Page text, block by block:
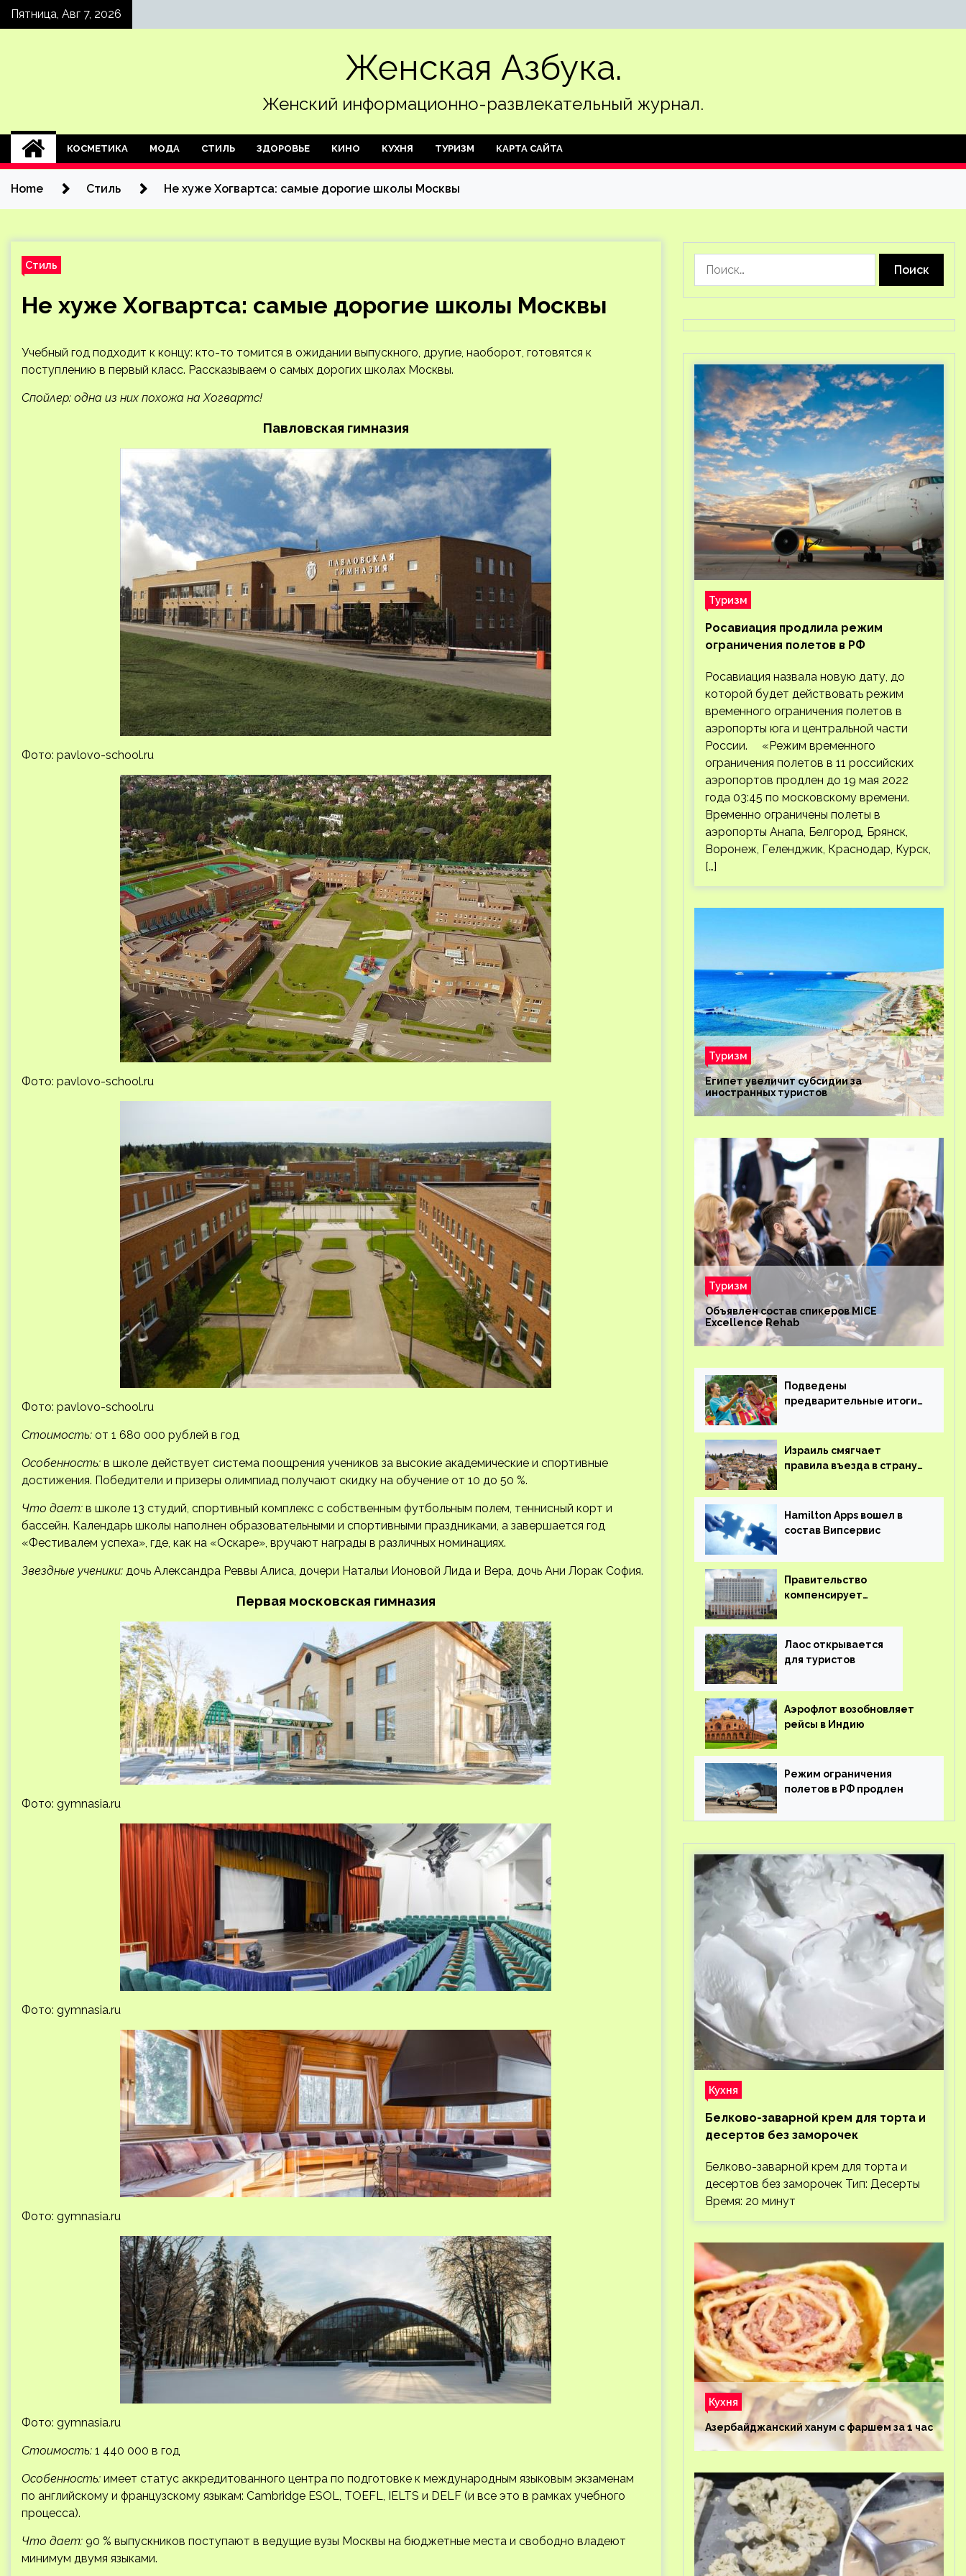
SkipПятница, Авг 7, 2026
Женская Азбука.
Женский информационно-развлекательный журнал.
КОСМЕТИКА МОДА СТИЛЬ ЗДОРОВЬЕ КИНО КУХНЯ ТУРИЗМ КАРТА САЙТА
Home Стиль Не хуже Хогвартса: самые дорогие школы Москвы
Стиль
Не хуже Хогвартса: самые дорогие школы Москвы
Учебный год подходит к концу: кто-то томится в ожидании выпускного, другие, наоборот, готовятся к
поступлению в первый класс. Рассказываем о самых дорогих школах Москвы.
Спойлер: одна из них похожа на Хогвартс!
Павловская гимназия
Фото: pavlovo-school.ru
Фото: pavlovo-school.ru
Фото: pavlovo-school.ru
Стоимость: от 1 680 000 рублей в год
Особенность: в школе действует система поощрения учеников за высокие академические и спортивные
достижения. Победители и призеры олимпиад получают скидку на обучение от 10 до 50 %.
Что дает: в школе 13 студий, спортивный комплекс с собственным футбольным полем, теннисный корт и
бассейн. Календарь школы наполнен образовательными и спортивными праздниками, а завершается год
«Фестивалем успеха», где, как на «Оскаре», вручают награды в различных номинациях.
Звездные ученики: дочь Александра Реввы Алиса, дочери Натальи Ионовой Лида и Вера, дочь Ани Лорак София.
Первая московская гимназия
Фото: gymnasia.ru
Фото: gymnasia.ru
Фото: gymnasia.ru
Фото: gymnasia.ru
Стоимость: 1 440 000 в год
Особенность: имеет статус аккредитованного центра по подготовке к международным языковым экзаменам
по английскому и французскому языкам: Cambridge ESOL, TOEFL, IELTS и DELF (и все это в рамках учебного
процесса).
Что дает: 90 % выпускников поступают в ведущие вузы Москвы на бюджетные места и свободно владеют
минимум двумя языками.
Туризм
Росавиация продлила режим
ограничения полетов в РФ
Росавиация назвала новую дату, до
которой будет действовать режим
временного ограничения полетов в
аэропорты юга и центральной части
России. «Режим временного
ограничения полетов в 11 российских
аэропортов продлен до 19 мая 2022
года 03:45 по московскому времени.
Временно ограничены полеты в
аэропорты Анапа, Белгород, Брянск,
Воронеж, Геленджик, Краснодар, Курск,
[…]
Туризм
Египет увеличит субсидии за
иностранных туристов
Туризм
Объявлен состав спикеров MICE
Excellence Rehab
Подведены
предварительные итоги
Израиль смягчает
правила въезда в страну
Hamilton Apps вошел в
состав Випсервис
Правительство
компенсирует
на вывоз россиян из-за
рубежа
Лаос открывается
для туристов
Аэрофлот возобновляет
рейсы в Индию
Режим ограничения
полетов в РФ продлен
Кухня
Белково-заварной крем для торта и
десертов без заморочек
Белково-заварной крем для торта и
десертов без заморочек Тип: Десерты
Время: 20 минут
Кухня
Азербайджанский ханум с фаршем за 1 час